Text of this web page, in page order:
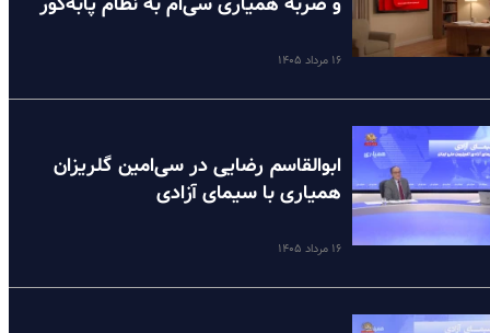
۱۶ مرداد ۱۴۰۵
ابوالقاسم رضایی در سی‌امین گلریزان
همیاری با سیمای آزادی
۱۶ مرداد ۱۴۰۵